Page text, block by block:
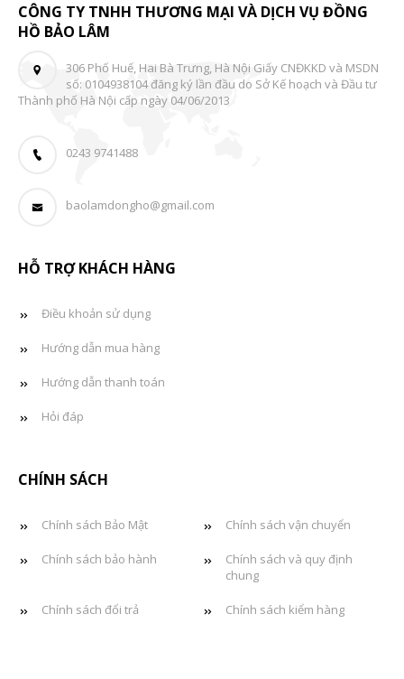
CÔNG TY TNHH THƯƠNG MẠI VÀ DỊCH VỤ ĐỒNG
HỒ BẢO LÂM
306 Phố Huế, Hai Bà Trưng, Hà Nội Giấy CNĐKKD và MSDN
số: 0104938104 đăng ký lần đầu do Sở Kế hoạch và Đầu tư
Thành phố Hà Nội cấp ngày 04/06/2013
0243 9741488
baolamdongho@gmail.com
HỖ TRỢ KHÁCH HÀNG
Điều khoản sử dụng
Hướng dẫn mua hàng
Hướng dẫn thanh toán
Hỏi đáp
CHÍNH SÁCH
Chính sách Bảo Mật Chính sách vận chuyển
Chính sách bảo hành
Chính sách và quy định
chung
Chính sách đổi trả Chính sách kiểm hàng